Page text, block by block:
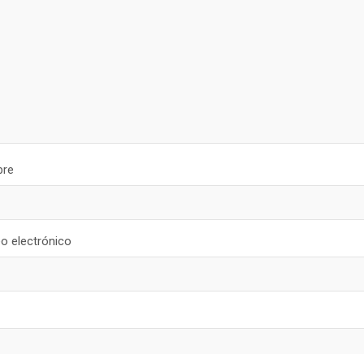
electrónico